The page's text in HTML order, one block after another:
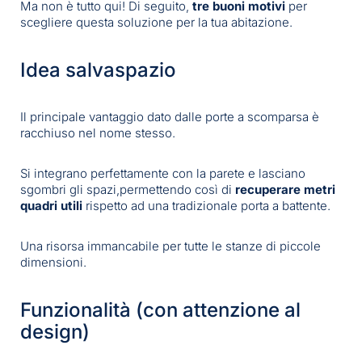
Ma non è tutto qui! Di seguito, tre buoni motivi per
scegliere questa soluzione per la tua abitazione.
Idea salvaspazio
Il principale vantaggio dato dalle porte a scomparsa è
racchiuso nel nome stesso.
Si integrano perfettamente con la parete e lasciano
sgombri gli spazi,permettendo così di recuperare metri
quadri utili rispetto ad una tradizionale porta a battente.
Una risorsa immancabile per tutte le stanze di piccole
dimensioni.
Funzionalità (con attenzione al
design)